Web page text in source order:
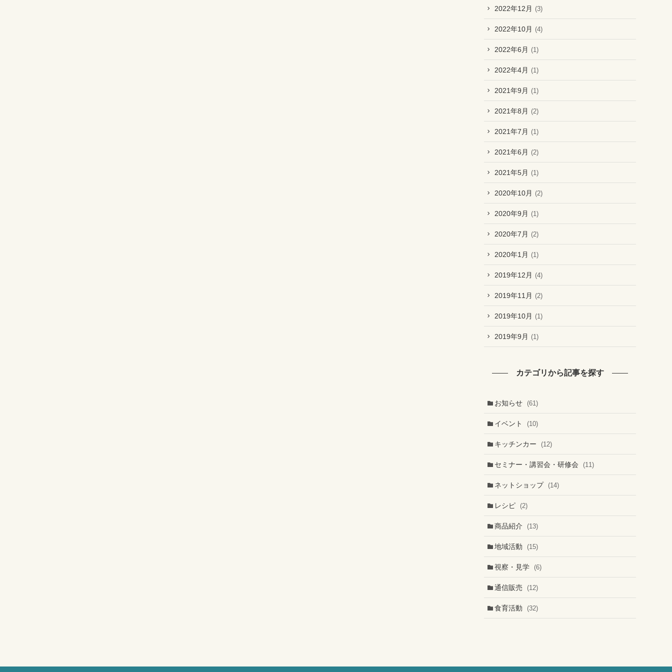
2022年12月 (3)
2022年10月 (4)
2022年6月 (1)
2022年4月 (1)
2021年9月 (1)
2021年8月 (2)
2021年7月 (1)
2021年6月 (2)
2021年5月 (1)
2020年10月 (2)
2020年9月 (1)
2020年7月 (2)
2020年1月 (1)
2019年12月 (4)
2019年11月 (2)
2019年10月 (1)
2019年9月 (1)
カテゴリから記事を探す
お知らせ (61)
イベント (10)
キッチンカー (12)
セミナー・講習会・研修会 (11)
ネットショップ (14)
レシピ (2)
商品紹介 (13)
地域活動 (15)
視察・見学 (6)
通信販売 (12)
食育活動 (32)